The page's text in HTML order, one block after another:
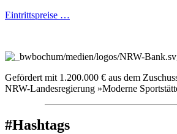
Eintrittspreise …
Gefördert mit 1.200.000 € aus dem
NRW-Landesregierung »Moderne
#Hashtags